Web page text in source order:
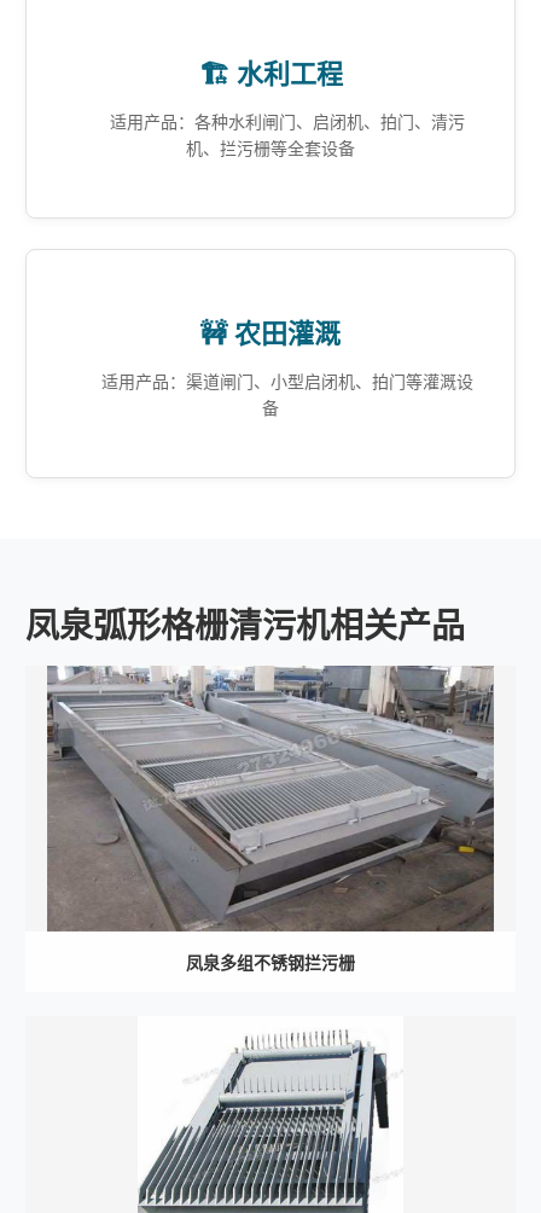
🏗️ 水利工程
适用产品：各种水利闸门、启闭机、拍门、清污
机、拦污栅等全套设备
🚧 农田灌溉
适用产品：渠道闸门、小型启闭机、拍门等灌溉设
备
凤泉弧形格栅清污机相关产品
凤泉多组不锈钢拦污栅